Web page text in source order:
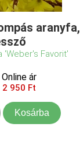
aranyfa,
'Weber's Favorit'
Online ár
2 950 Ft
Kosárba